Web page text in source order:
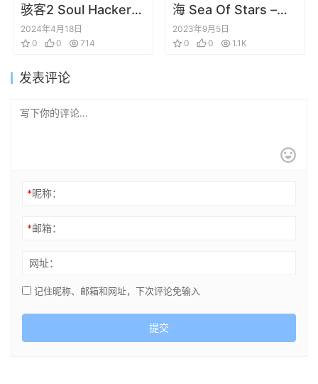
骇客2 Soul Hackers
2 The Complete
Guide
2024年4月18日
0
0 714
海 Sea Of Stars –
The Concept Art of
Bryce Kho
2023年9月5日
0
0 1.1K
发表评论
*昵称：
*邮箱：
网址：
记住昵称、邮箱和网址，下次评论免输入
提交